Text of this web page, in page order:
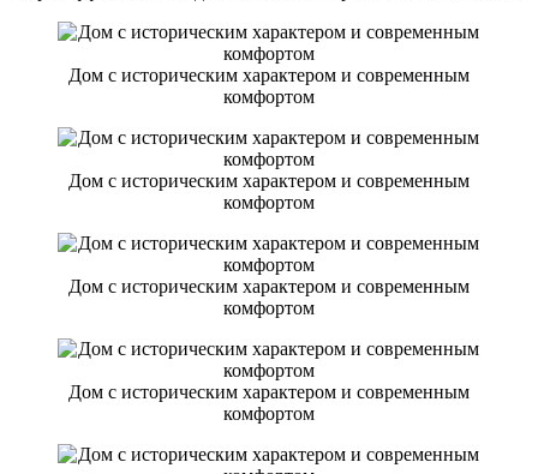
Дом с историческим характером и современным
комфортом
Дом с историческим характером и современным
комфортом
Дом с историческим характером и современным
комфортом
Дом с историческим характером и современным
комфортом